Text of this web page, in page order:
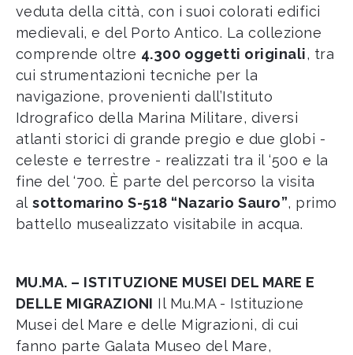
veduta della città, con i suoi colorati edifici
medievali, e del Porto Antico. La collezione
comprende oltre 4.300 oggetti originali, tra
cui strumentazioni tecniche per la
navigazione, provenienti dall’Istituto
Idrografico della Marina Militare, diversi
atlanti storici di grande pregio e due globi -
celeste e terrestre - realizzati tra il ‘500 e la
fine del ‘700. È parte del percorso la visita
alsottomarino S-518 “Nazario Sauro”, primo
battello musealizzato visitabile in acqua.
MU.MA. – ISTITUZIONE MUSEI DEL MARE E
DELLE MIGRAZIONI Il Mu.MA - Istituzione
Musei del Mare e delle Migrazioni, di cui
fanno parte Galata Museo del Mare,